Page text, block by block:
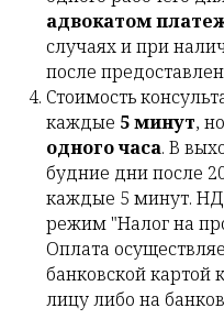
адвокатом
случаях и при
после
Стоимость
каждые 5 минут,
одного часа. В
будние дни после
каждые 5 минут.
режим "Налог на
Оплата
банковской картой
лицу либо на